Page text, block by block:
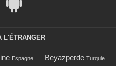
L'ÉTRANGER
Espagne Beyazperde Turquie